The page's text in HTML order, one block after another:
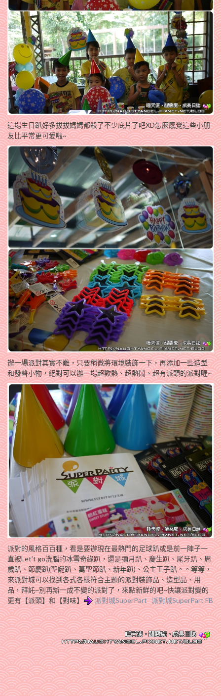
這場生日趴好多拔拔媽媽都殺了不少底片了吧XD怎麼感覺這些小朋
友比平常更可愛啦~
辦一場派對其實不難，只要稍微將環境裝飾一下，再添加一些造型
和發聲小物，絕對可以辦一場超歡熱、超熱鬧、超有派頭的派對喔~
派對的風格百百種，看是要辦現在最熱門的足球趴或是前一陣子一
直被Let’t go洗腦的冰雪奇緣趴，還是彌月趴、慶生趴、尾牙趴、周
歲趴、節慶趴(聖誕趴、萬聖節趴、新年趴)、公主王子趴。。等等，
來派對城可以找到各式各樣符合主題的派對裝飾品、造型品、用
品，拜託~別再辦一成不變的派對了，來點新鮮的吧~快讓派對變的
更有【派頭】和【對味】
派對城SuperPart 派對城SuperPart FB